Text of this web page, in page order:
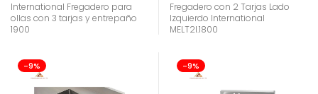
International Fregadero para
ollas con 3 tarjas y entrepaño
1900
Fregadero con 2 Tarjas Lado
Izquierdo International
MELT2I.1800
-9% -9%